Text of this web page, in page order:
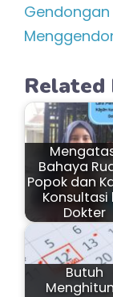
Related
Bahaya
Popok dan
Konsultasi
Dokter
Butuh